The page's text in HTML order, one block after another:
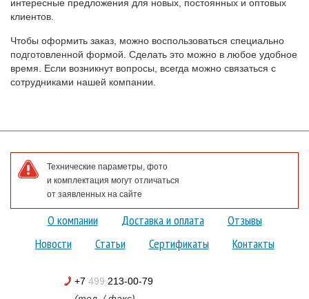
интересные предложения для новых, постоянных и оптовых
клиентов.
Чтобы оформить заказ, можно воспользоваться специально
подготовленной формой. Сделать это можно в любое удобное
время. Если возникнут вопросы, всегда можно связаться с
сотрудниками нашей компании.
Технические параметры, фото
и комплектация могут отличаться
от заявленных на сайте
О компании Доставка и оплата
Отзывы
Новости
Статьи Сертификаты Контакты
+7 499 213-00-79